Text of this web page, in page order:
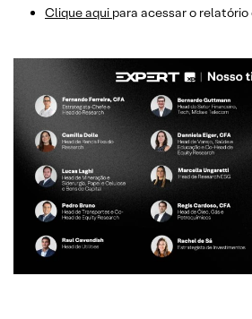
Clique aqui para acessar o